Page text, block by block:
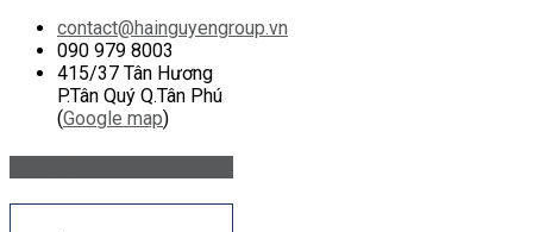
contact@hainguyengroup.vn
090 979 8003
415/37 Tân Hương
P.Tân Quý Q.Tân Phú
(Google map)